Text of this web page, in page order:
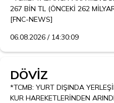
267 BİN TL (ÖNCEKİ 262
[FNC-NEWS]
06.08.2026 / 14:30:09
DÖVİZ
*TCMB: YURT DIŞINDA
KUR HAREKETLERİNDEN